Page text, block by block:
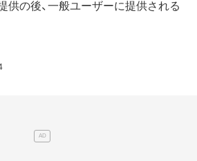
供の後、一般ユーザーに提供される